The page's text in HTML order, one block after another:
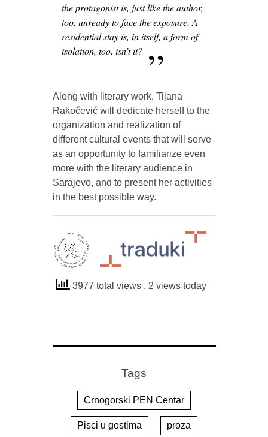
the protagonist is, just like the author,
too, unready to face the exposure. A
residential stay is, in itself, a form of
isolation, too, isn’t it?
Along with literary work, Tijana
Rakočević will dedicate herself to the
organization and realization of
different cultural events that will serve
as an opportunity to familiarize even
more with the literary audience in
Sarajevo, and to present her activities
in the best possible way.
3977 total views , 2 views today
Tags
Crnogorski PEN Centar
Pisci u gostima proza